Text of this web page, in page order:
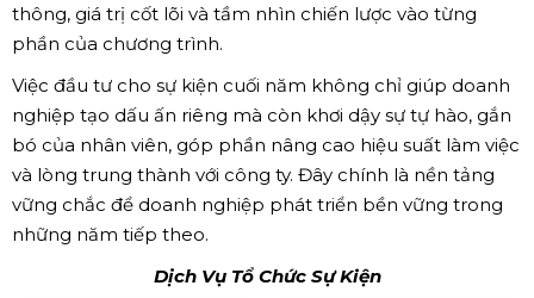
thông, giá trị cốt lõi và tầm nhìn chiến lược vào từng
phần của chương trình.
Việc đầu tư cho sự kiện cuối năm không chỉ giúp doanh
nghiệp tạo dấu ấn riêng mà còn khơi dậy sự tự hào, gắn
bó của nhân viên, góp phần nâng cao hiệu suất làm việc
và lòng trung thành với công ty. Đây chính là nền tảng
vững chắc để doanh nghiệp phát triển bền vững trong
những năm tiếp theo.
Dịch Vụ Tổ Chức Sự Kiện